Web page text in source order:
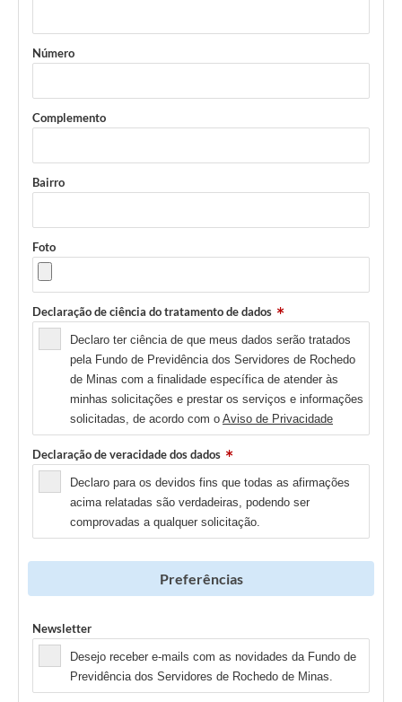
Número
Complemento
Bairro
Foto
Declaração de ciência do tratamento de dados
Declaro ter ciência de que meus dados serão tratados
pela Fundo de Previdência dos Servidores de Rochedo
de Minas com a finalidade específica de atender às
minhas solicitações e prestar os serviços e informações
solicitadas, de acordo com o Aviso de Privacidade
Declaração de veracidade dos dados
Declaro para os devidos fins que todas as afirmações
acima relatadas são verdadeiras, podendo ser
comprovadas a qualquer solicitação.
Preferências
Newsletter
Desejo receber e-mails com as novidades da Fundo de
Previdência dos Servidores de Rochedo de Minas.